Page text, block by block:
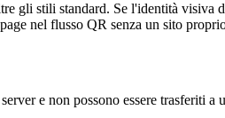
gli stili standard. Se l'identità
nel flusso QR senza un sito
e non possono essere trasferiti a